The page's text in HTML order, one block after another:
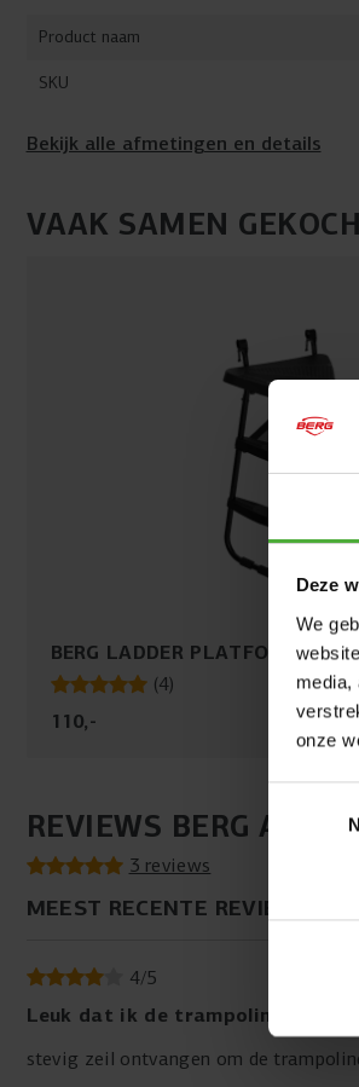
Deze
We
media,
onze
Product naam
SKU
Bekijk alle afmetingen en details
VAAK SAMEN
BERG LADDER PLATFORM +
(4)
110,-
REVIEWS BERG
3 reviews
MEEST RECENTE REVIEWS
4/5
Leuk dat ik de trampoline nu ook
stevig zeil ontvangen om de